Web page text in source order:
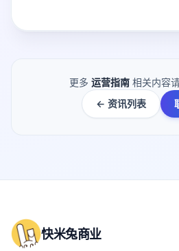
更多 运营指南 相关内容
← 资讯列表
快米兔商业